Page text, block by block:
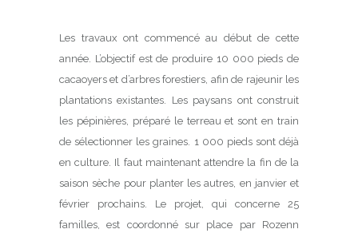
Les travaux ont commencé au début de cette
année. L’objectif est de produire 10 000 pieds de
cacaoyers et d’arbres forestiers, afin de rajeunir les
plantations existantes. Les paysans ont construit
les pépinières, préparé le terreau et sont en train
de sélectionner les graines. 1 000 pieds sont déjà
en culture. Il faut maintenant attendre la fin de la
saison sèche pour planter les autres, en janvier et
février prochains. Le projet, qui concerne 25
familles, est coordonné sur place par Rozenn